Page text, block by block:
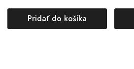
Pridať do košíka